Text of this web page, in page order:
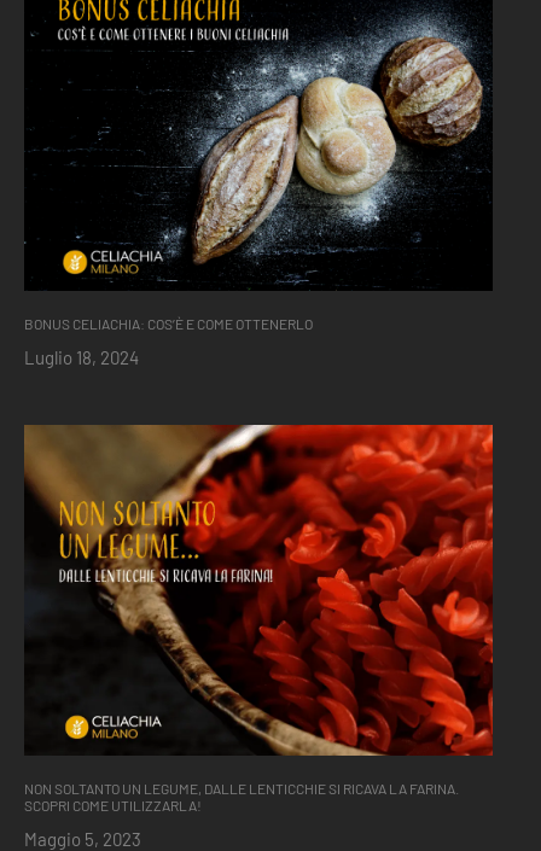
BONUS CELIACHIA: COS’È E COME OTTENERLO
Luglio 18, 2024
NON SOLTANTO UN LEGUME, DALLE LENTICCHIE SI RICAVA LA FARINA.
SCOPRI COME UTILIZZARLA!
Maggio 5, 2023